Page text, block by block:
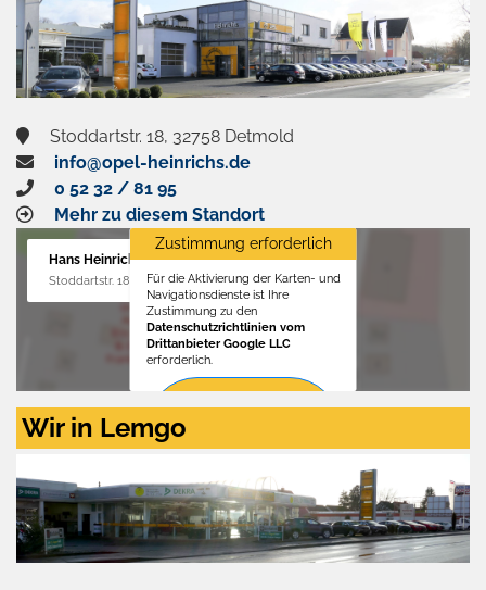
Stoddartstr. 18, 32758 Detmold
info@opel-heinrichs.de
0 52 32 / 81 95
Mehr zu diesem Standort
Hans Heinrichs GmbH
Stoddartstr. 18, 32758 Detmold
Zustimmung erforderlich
Für die Aktivierung der Karten- und
Navigationsdienste ist Ihre
Zustimmung zu den
Datenschutzrichtlinien vom
Drittanbieter Google LLC
erforderlich.
Zustimmen
aktivieren
Wir in Lemgo